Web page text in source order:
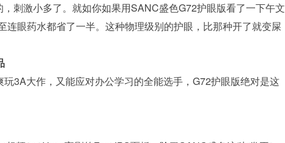
刺激小多了。就如你如果用SANC盛色G72护眼版看了一下午文
眼药水都省了一半。这种物理级别的护眼，比那种开了就变屎
3A大作，又能应对办公学习的全能选手，G72护眼版绝对是这